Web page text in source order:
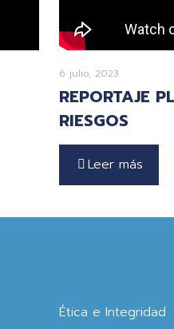
6 julio, 2023
REPORTAJE
RIESGOS
Leer más
Ética e Integridad